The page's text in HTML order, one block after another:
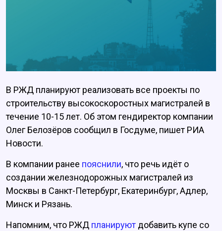
В РЖД планируют реализовать все проекты по
строительству высокоскоростных магистралей в
течение 10-15 лет. Об этом гендиректор компании
Олег Белозёров сообщил в Госдуме, пишет РИА
Новости.
В компании ранее пояснили, что речь идёт о
создании железнодорожных магистралей из
Москвы в Санкт-Петербург, Екатеринбург, Адлер,
Минск и Рязань.
Напомним, что РЖД планируют добавить купе со